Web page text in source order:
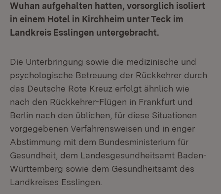
Wuhan aufgehalten hatten, vorsorglich isoliert
in einem Hotel in Kirchheim unter Teck im
Landkreis Esslingen untergebracht.
Die Unterbringung sowie die medizinische und
psychologische Betreuung der Rückkehrer durch
das Deutsche Rote Kreuz erfolgt ähnlich wie
nach den Rückkehrer-Flügen in Frankfurt und
Berlin nach den üblichen, für diese Situationen
vorgegebenen Verfahrensweisen und in enger
Abstimmung mit dem Bundesministerium für
Gesundheit, dem Landesgesundheitsamt Baden-
Württemberg sowie dem Gesundheitsamt des
Landkreises Esslingen.